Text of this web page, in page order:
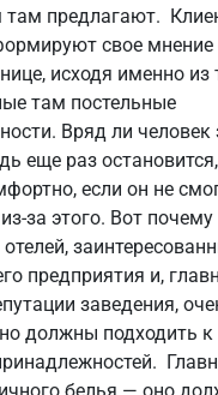
там предлагают.
свое мнение
исходя именно из
там постельные
Вряд ли человек
еще раз
если он не
за этого. Вот почему
предприятия и,
заведения,
должны подходить